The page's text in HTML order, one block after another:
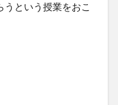
という授業をおこ